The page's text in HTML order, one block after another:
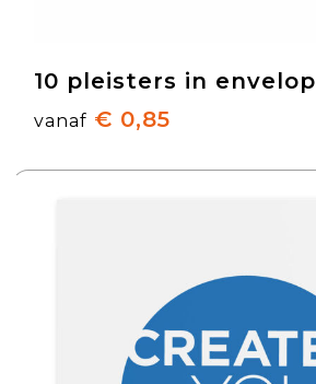
10 pleisters in envelop
vanaf € 0,85